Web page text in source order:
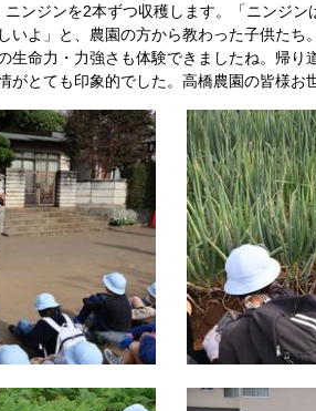
ンジンを2本ずつ収穫します。「ニンジ
いよ」と、農園の方から教わった子供た
生命力・力強さも体験できましたね。帰
がとても印象的でした。高橋農園の皆様お